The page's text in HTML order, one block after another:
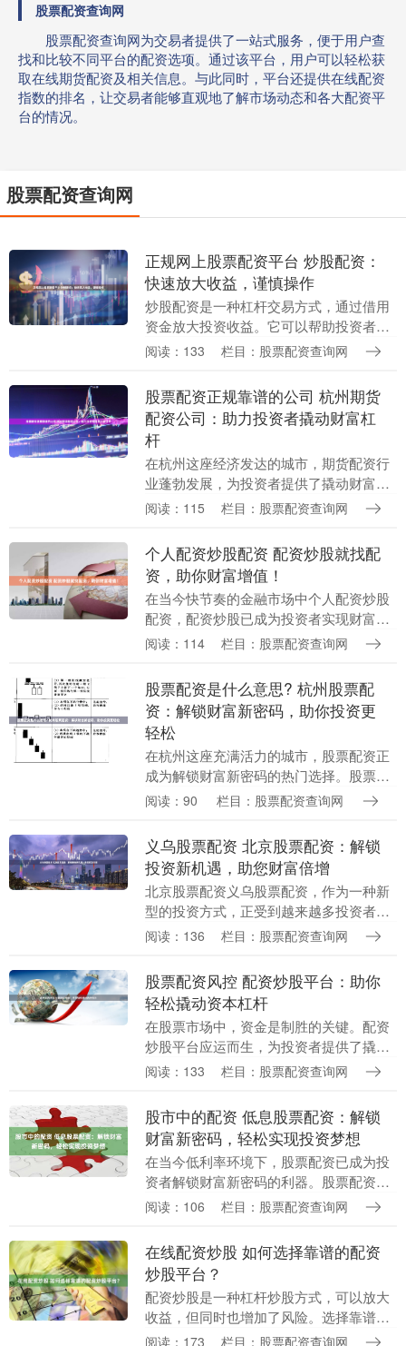
股票配资查询网
股票配资查询网为交易者提供了一站式服务，便于用户查
找和比较不同平台的配资选项。通过该平台，用户可以轻松获
取在线期货配资及相关信息。与此同时，平台还提供在线配资
指数的排名，让交易者能够直观地了解市场动态和各大配资平
台的情况。
股票配资查询网
正规网上股票配资平台 炒股配资：
快速放大收益，谨慎操作
炒股配资是一种杠杆交易方式，通过借用
资金放大投资收益。它可以帮助投资者在
短时间内获得更高的回报，但同时也伴随
投资范....
阅读：133 栏目：股票配资查询网
股票配资正规靠谱的公司 杭州期货
配资公司：助力投资者撬动财富杠
杆
在杭州这座经济发达的城市，期货配资行
业蓬勃发展，为投资者提供了撬动财富杠
杆的绝佳机会。杭州期货配资公司通过提
实现财富增值。 ....
阅读：115 栏目：股票配资查询网
个人配资炒股配资 配资炒股就找配
资，助你财富增值！
在当今快节奏的金融市场中个人配资炒股
配资，配资炒股已成为投资者实现财富增
值的重要手段。配资，即通过向专业配资
收益率。 股票配....
阅读：114 栏目：股票配资查询网
股票配资是什么意思? 杭州股票配
资：解锁财富新密码，助你投资更
轻松
在杭州这座充满活力的城市，股票配资正
成为解锁财富新密码的热门选择。股票配
资是一种杠杆投资工具股票配资是什么意
资规模。 Th....
阅读：90 栏目：股票配资查询网
义乌股票配资 北京股票配资：解锁
投资新机遇，助您财富倍增
北京股票配资义乌股票配资，作为一种新
型的投资方式，正受到越来越多投资者的
青睐。它通过向投资者提供杠杆资金，放
值空间。 股票配....
阅读：136 栏目：股票配资查询网
股票配资风控 配资炒股平台：助你
轻松撬动资本杠杆
在股票市场中，资金是制胜的关键。配资
炒股平台应运而生，为投资者提供了撬动
资本杠杆的便捷途径。 股票配资是指从第
通常提供高达账....
阅读：133 栏目：股票配资查询网
股市中的配资 低息股票配资：解锁
财富新密码，轻松实现投资梦想
在当今低利率环境下，股票配资已成为投
资者解锁财富新密码的利器。股票配资是
一种杠杆投资方式，允许投资者以较低的
低风险：*....
阅读：106 栏目：股票配资查询网
在线配资炒股 如何选择靠谱的配资
炒股平台？
配资炒股是一种杠杆炒股方式，可以放大
收益，但同时也增加了风险。选择靠谱的
配资平台至关重要，以保障资金安全和交
阅读：173 栏目：股票配资查询网